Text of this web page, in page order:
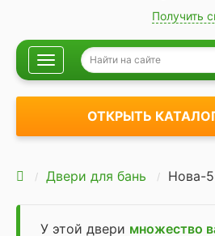
Получить
Навигация
ОТКРЫТЬ
Двери для бань Нова-
У этой двери множество